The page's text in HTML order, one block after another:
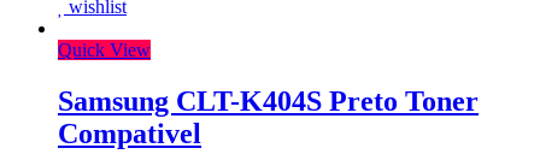
wishlist
Quick View
Samsung CLT-K404S Preto Toner
Compativel